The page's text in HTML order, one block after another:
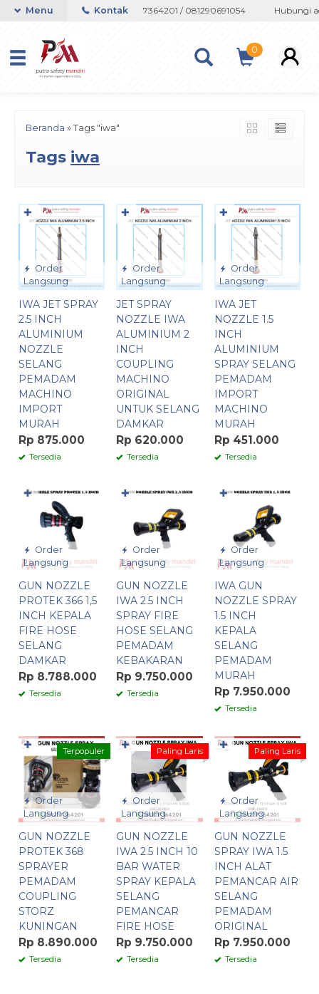
082133767508 / 081237364201 / 081290691054 Hubungi
Menu Kontak
0
Beranda » Tags "iwa"
Tags iwa
Order
Langsung
IWA JET SPRAY
2.5 INCH
ALUMINIUM
NOZZLE
SELANG
PEMADAM
MACHINO
IMPORT
MURAH
Rp 875.000
Tersedia
✚
Order
Langsung
JET SPRAY
NOZZLE IWA
ALUMINIUM 2
INCH
COUPLING
MACHINO
ORIGINAL
UNTUK SELANG
DAMKAR
Rp 620.000
Tersedia
✚
Order
Langsung
IWA JET
NOZZLE 1.5
INCH
ALUMINIUM
SPRAY SELANG
PEMADAM
IMPORT
MACHINO
MURAH
Rp 451.000
Tersedia
✚
Order
Langsung
GUN NOZZLE
PROTEK 366 1,5
INCH KEPALA
FIRE HOSE
SELANG
DAMKAR
Rp 8.788.000
Tersedia
✚
Order
Langsung
GUN NOZZLE
IWA 2.5 INCH
SPRAY FIRE
HOSE SELANG
PEMADAM
KEBAKARAN
Rp 9.750.000
Tersedia
✚
Order
Langsung
IWA GUN
NOZZLE SPRAY
1.5 INCH
KEPALA
SELANG
PEMADAM
MURAH
Rp 7.950.000
Tersedia
✚
Order
Langsung
Terpopuler
GUN NOZZLE
PROTEK 368
SPRAYER
PEMADAM
COUPLING
STORZ
KUNINGAN
Rp 8.890.000
Tersedia
✚
Order
Langsung
Paling Laris
GUN NOZZLE
IWA 2.5 INCH 10
BAR WATER
SPRAY KEPALA
SELANG
PEMANCAR
FIRE HOSE
Rp 9.750.000
Tersedia
✚
Order
Langsung
Paling Laris
GUN NOZZLE
SPRAY IWA 1.5
INCH ALAT
PEMANCAR AIR
SELANG
PEMADAM
ORIGINAL
Rp 7.950.000
Tersedia
✚